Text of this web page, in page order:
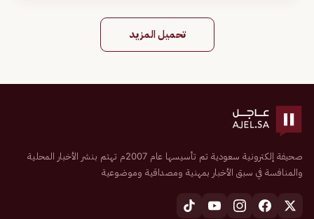
تحميل المزيد
صحيفة إلكترونية سعودية تم تأسيسها عام 2007م تهتم بنشر الأخبار المحلية
والمنافسة في سبق الأخبار بمهنية ومصداقية وموضوعية